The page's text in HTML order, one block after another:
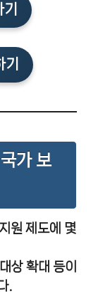
가 보
원 제도에 몇
상 확대 등이
.